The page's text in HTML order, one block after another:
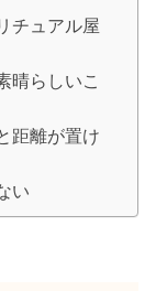
チュアル屋
晴らしいこ
距離が置け
い